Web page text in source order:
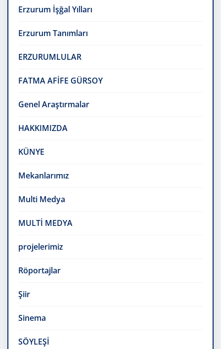
Erzurum İşğal Yılları
Erzurum Tanımları
ERZURUMLULAR
FATMA AFİFE GÜRSOY
Genel Araştırmalar
HAKKIMIZDA
KÜNYE
Mekanlarımız
Multi Medya
MULTİ MEDYA
projelerimiz
Röportajlar
Şiir
Sinema
SÖYLEŞİ